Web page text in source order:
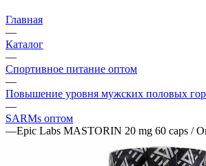
Главная
—
Каталог
—
Спортивное питание оптом
—
Повышение уровня мужских половых
—
SARMs оптом
—Epic Labs MASTORIN 20 mg 60 caps /